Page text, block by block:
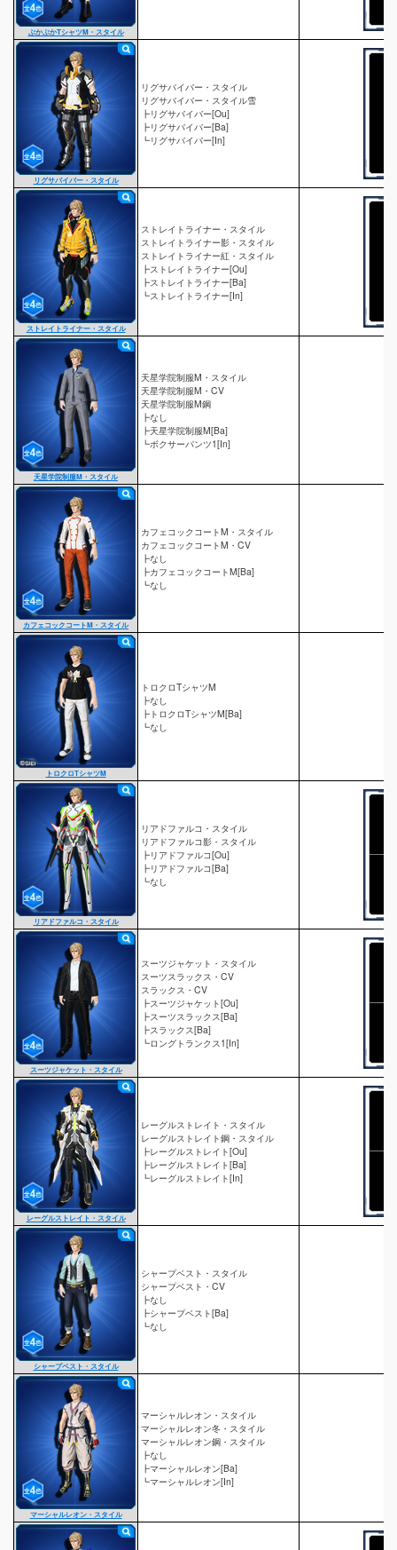
ぶかぶかTシャツM・スタイル
リグサバイバー・スタイル
リグサバイバー・スタイル
リグサバイバー・スタイル雪
┣リグサバイバー[Ou]
┣リグサバイバー[Ba]
┗リグサバイバー[In]
ストレイトライナー・スタイル
ストレイトライナー・スタイル
ストレイトライナー影・スタイル
ストレイトライナー紅・スタイル
┣ストレイトライナー[Ou]
┣ストレイトライナー[Ba]
┗ストレイトライナー[In]
天星学院制服M・スタイル
天星学院制服M・スタイル
天星学院制服M・CV
天星学院制服M鋼
┣なし
┣天星学院制服M[Ba]
┗ボクサーパンツ1[In]
カフェコックコートM・スタイル
カフェコックコートM・スタイル
カフェコックコートM・CV
┣なし
┣カフェコックコートM[Ba]
┗なし
トロクロTシャツM
トロクロTシャツM
┣なし
┣トロクロTシャツM[Ba]
┗なし
リアドファルコ・スタイル
リアドファルコ・スタイル
リアドファルコ影・スタイル
┣リアドファルコ[Ou]
┣リアドファルコ[Ba]
┗なし
スーツジャケット・スタイル
スーツジャケット・スタイル
スーツスラックス・CV
スラックス・CV
┣スーツジャケット[Ou]
┣スーツスラックス[Ba]
┣スラックス[Ba]
┗ロングトランクス1[In]
レーグルストレイト・スタイル
レーグルストレイト・スタイル
レーグルストレイト鋼・スタイル
┣レーグルストレイト[Ou]
┣レーグルストレイト[Ba]
┗レーグルストレイト[In]
シャープベスト・スタイル
シャープベスト・スタイル
シャープベスト・CV
┣なし
┣シャープベスト[Ba]
┗なし
マーシャルレオン・スタイル
マーシャルレオン・スタイル
マーシャルレオン冬・スタイル
マーシャルレオン鋼・スタイル
┣なし
┣マーシャルレオン[Ba]
┗マーシャルレオン[In]